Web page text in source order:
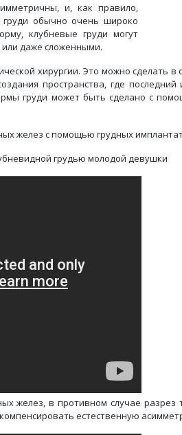
и, как правило,
обычно очень широко
клубневые груди могут
даже сложенными.
хирургии. Это можно сделать
пространства, где
груди может быть сделано с
желез с помощью грудных
грудью молодой девушки
желез, в противном случае
естественную